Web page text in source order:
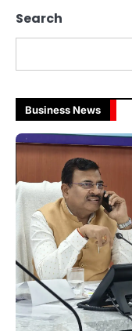
Search
Business News